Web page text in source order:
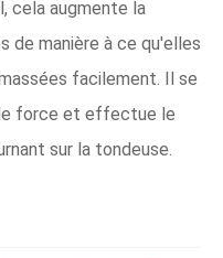
cela augmente la
de manière à ce qu'elles
facilement. Il se
force et effectue le
sur la tondeuse.